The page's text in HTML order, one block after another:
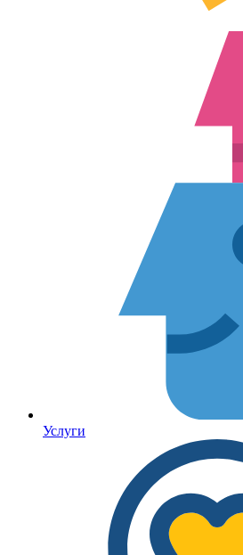
Услуги